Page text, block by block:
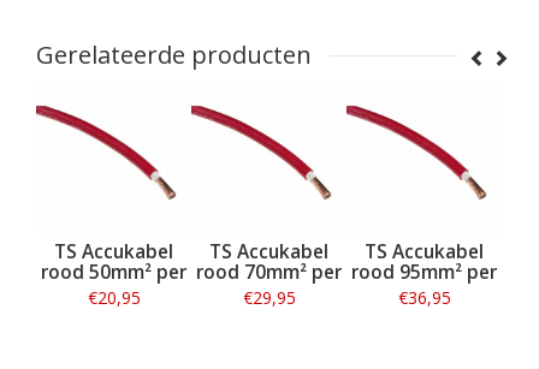
Gerelateerde producten
TS Accukabel
rood 50mm² per
meter
€20,95
TS Accukabel
rood 70mm² per
meter
€29,95
TS Accukabel
rood 95mm² per
meter
€36,95